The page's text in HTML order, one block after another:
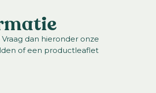
dan hieronder onze
of een productleaflet